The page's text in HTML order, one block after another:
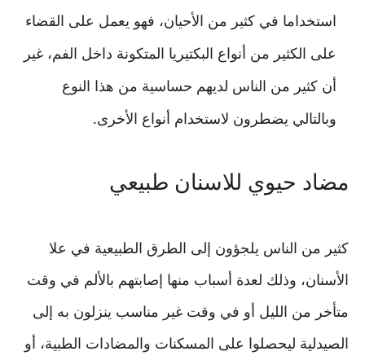
استخداما في كثير من الأحيان، فهو يعمل على القضاء
على الكثير من أنواع البكتيريا المتكونة داخل الفم، غير
أن كثير من الناس لديهم حساسية من هذا النوع
وبالتالي يضطرون لاستخدام أنواع الأخرى.
مضاد حيوي للاسنان طبيعي
كثير من الناس يلجؤون إلى الطرق الطبيعية في علا
الأسنان، وذلك لعدة أسباب منها إصابتهم بالألم في وقت
متأخر من الليل أو في وقت غير مناسب ينزلون به إلى
الصيدلية ليحصلوا على المسكنات والمضادات الطبية، أو